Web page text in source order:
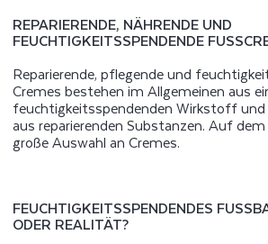
REPARIERENDE, NÄHRENDE UND
FEUCHTIGKEITSSPENDENDE
Reparierende, pflegende und
Cremes bestehen im Allgemeinen aus
feuchtigkeitsspendenden Wirkstoff
aus reparierenden Substanzen. Auf
große Auswahl an Cremes.
FEUCHTIGKEITSSPENDENDES
DER REALITÄT?